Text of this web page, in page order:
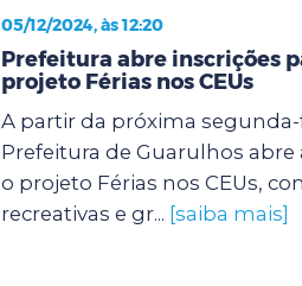
05/12/2024, às 12:20
Prefeitura abre inscrições
projeto Férias nos CEUs
A partir da próxima segunda-
Prefeitura de Guarulhos abre
o projeto Férias nos CEUs,
recreativas e gr... [saiba mais]